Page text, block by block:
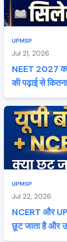
UPMSP
Jul 21, 2026
NEET 2027
की पढ़ाई से
UPMSP
Jul 22, 2026
NCERT और
छूट जाता है और